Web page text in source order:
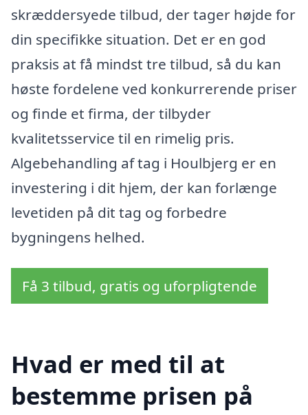
skræddersyede tilbud, der tager højde for
din specifikke situation. Det er en god
praksis at få mindst tre tilbud, så du kan
høste fordelene ved konkurrerende priser
og finde et firma, der tilbyder
kvalitetsservice til en rimelig pris.
Algebehandling af tag i Houlbjerg er en
investering i dit hjem, der kan forlænge
levetiden på dit tag og forbedre
bygningens helhed.
Få 3 tilbud, gratis og uforpligtende
Hvad er med til at
bestemme prisen på